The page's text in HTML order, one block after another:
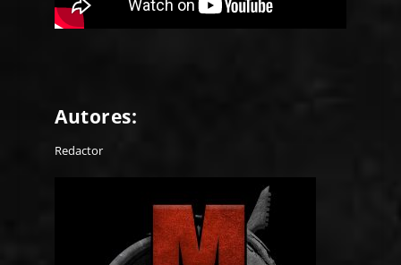
Autores:
Redactor